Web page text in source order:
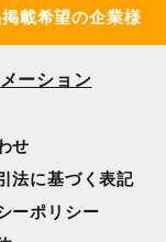
載希望の企業様
ーション
せ
法に基づく表記
ーポリシー